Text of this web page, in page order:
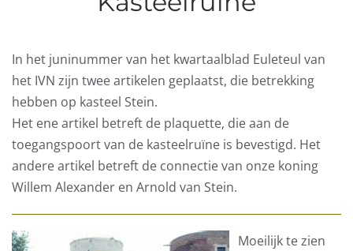
In het juninummer van het kwartaalblad Euleteul van
het IVN zijn twee artikelen geplaatst, die betrekking
hebben op kasteel Stein.
Het ene artikel betreft de plaquette, die aan de
toegangspoort van de kasteelruïne is bevestigd. Het
andere artikel betreft de connectie van onze koning
Willem Alexander en Arnold van Stein.
Moeilijk te zien